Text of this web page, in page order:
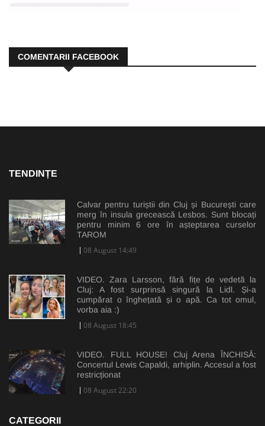
COMENTARII FACEBOOK
TENDINȚE
Calvar pentru turiștii din Cluj și București care
merg în insula grecească Lesbos. Sunt blocați
pentru minim 6 ore în așteptarea curselor
TAROM
08 August 14:49
VIDEO. Zara Larsson, fără fițe de vedetă la
Cluj: A fost surprinsă singură la Lidl. Și-a
cumpărat o înghețată și o apă. Ca tot omul,
vorba aia :)
08 August 18:45
VIDEO. FULL HOUSE! Cluj Arena ÎNCHISĂ:
Concertul Lewis Capaldi, arhiplin. Accesul a fost
restricționat
08 August 22:20
CATEGORII